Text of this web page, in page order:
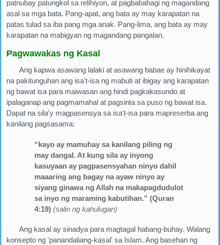
patnubay patungkol sa relihiyon, at pagbabahagi ng magandang
asal sa mga bata. Pang-apat, ang bata ay may karapatan na
patas tulad sa iba pang mga anak. Pang-lima, ang bata ay may
karapatan na mabigyan ng magandang pangalan.
Pagwawakas ng Kasal
Ang kapwa asawang lalaki at asawang babae ay hinihikayat
na pakitunguhan ang isa't-isa ng mabuti at ibigay ang karapatan
ng bawat isa para maiwasan ang hindi pagkakasundo at
ipalaganap ang pagmamahal at pagsinta sa puso ng bawat isa.
Dapat na sila'y magpasensya sa isa't-isa para mapreserba ang
kanilang pagsasama:
“kayo ay mamuhay sa kanilang piling ng
may dangal. At kung sila ay inyong
kasuyaan ay pagpasensyahan ninyo dahil
maaaring ang bagay na ayaw ninyo ay
siyang ginawa ng Allah na makapagdudulot
sa inyo ng maraming kabutihan.” (Quran
4:19) (salin ng kahulugan)
Ang kasal ay sinadya para magtagal habang-buhay. Walang
konsepto ng 'panandaliang-kasal' sa Islam. Ang basehan ng